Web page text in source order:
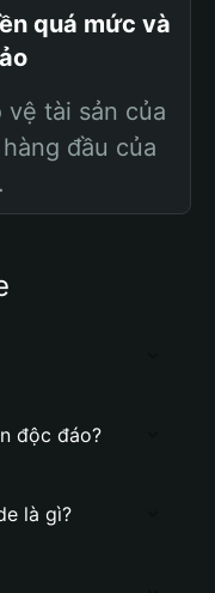
quá mức và
vệ tài sản của
đầu của
độc đáo?
là gì?